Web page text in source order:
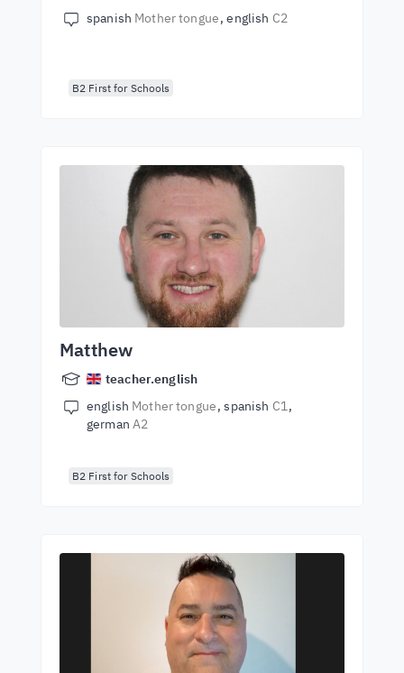
spanish Mother tongue english C2
B2 First for Schools
Matthew
teacher.english
english Mother tongue spanish C1
german A2
B2 First for Schools